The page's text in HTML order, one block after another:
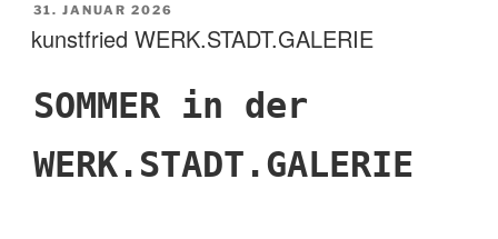
VERÖFFENTLICHT
AM
31. JANUAR 2026
kunstfried WERK.STADT.GALERIE
SOMMER in der
WERK.STADT.GALERIE